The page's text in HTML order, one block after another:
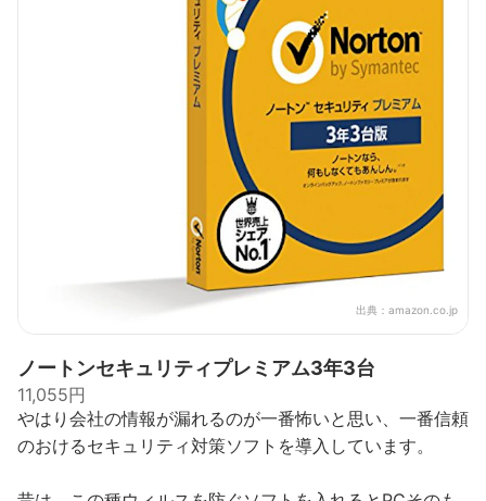
出典： amazon.co.jp
ノートンセキュリティプレミアム3年3台
11,055円
やはり会社の情報が漏れるのが一番怖いと思い、一番信頼
のおけるセキュリティ対策ソフトを導入しています。